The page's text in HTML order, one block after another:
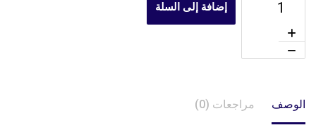
إضافة إلى السلة
الوصف مراجعات (0)